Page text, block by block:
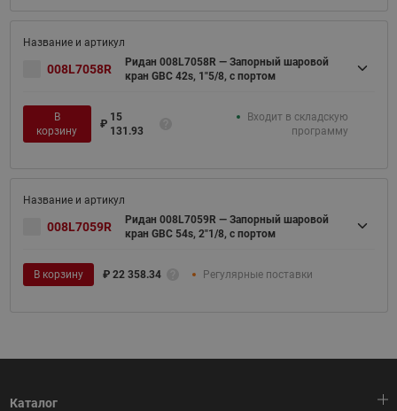
008L7058R
Ридан 008L7058R — Запорный шаровой
кран GBC 42s, 1"5/8, с портом
В
корзину
₽
15
131.93
Входит в складскую
программу
008L7059R
Ридан 008L7059R — Запорный шаровой
кран GBC 54s, 2"1/8, с портом
В корзину ₽ 22 358.34 Регулярные поставки
Каталог